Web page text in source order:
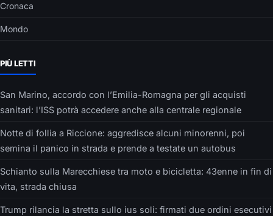
Cronaca
Mondo
PIÙ LETTI
San Marino, accordo con l’Emilia-Romagna per gli acquisti
sanitari: l’ISS potrà accedere anche alla centrale regionale
Notte di follia a Riccione: aggredisce alcuni minorenni, poi
semina il panico in strada e prende a testate un autobus
Schianto sulla Marecchiese tra moto e bicicletta: 43enne in fin di
vita, strada chiusa
Trump rilancia la stretta sullo ius soli: firmati due ordini esecutivi